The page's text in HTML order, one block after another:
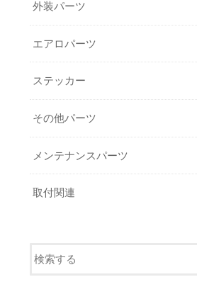
外装パーツ
エアロパーツ
ステッカー
その他パーツ
メンテナンスパーツ
取付関連